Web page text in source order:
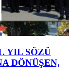
YIL SÖZÜ
DÖNÜŞEN,